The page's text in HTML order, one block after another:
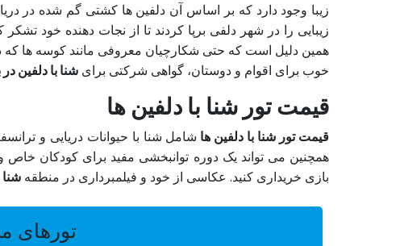
زیبا وجود دارد که بر اساس آن دلفین ها کشتی گم شده در
زیبایی را در شهر دلفی برپا کردند تا از نجات دهنده خود
همین دلیل است که حتی شکارچیان معروفی مانند کوسه ها که
خوب برای اقوام و دوستان، گواهی شرکتی برای شنا با دلفین
قیمت تور شنا با دلفین ها
قیمت تور شنا با دلفین ها شامل شنا با حیوانات دریایی و
همچنین می تواند یک دوره توانبخشی مفید برای کودکان
بازی خریداری کنید. عکاسی از خود و فیلمبرداری در منطقه شنا
تورهای